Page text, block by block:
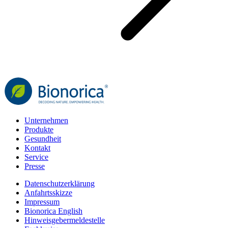
Unternehmen
Produkte
Gesundheit
Kontakt
Service
Presse
Datenschutzerklärung
Anfahrtsskizze
Impressum
Bionorica English
Hinweisgebermeldestelle